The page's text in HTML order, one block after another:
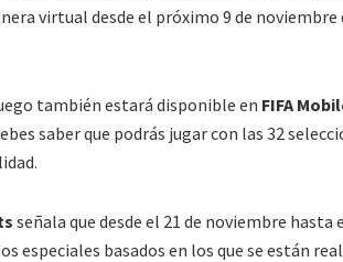
virtual desde el próximo 9 de noviembre
también estará disponible en FIFA
saber que podrás jugar con las 32
señala que desde el 21 de noviembre hasta
especiales basados en los que se están